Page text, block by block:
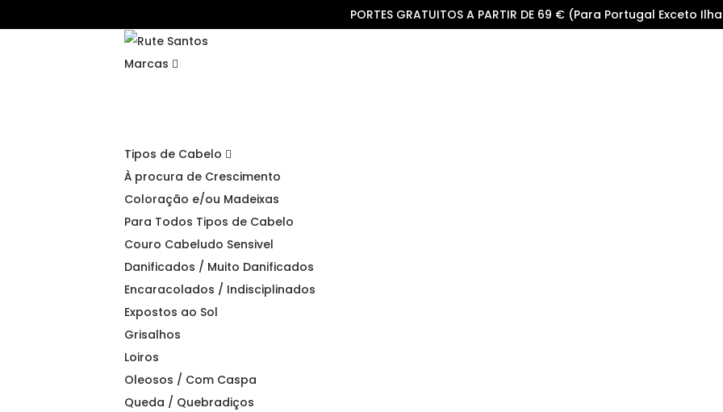
PORTES GRATUITOS A PARTIR DE 69 € (Para Portugal Exceto
Marcas
Tipos de Cabelo
À procura de Crescimento
Coloração e/ou Madeixas
Para Todos Tipos de Cabelo
Couro Cabeludo Sensivel
Danificados / Muito Danificados
Encaracolados / Indisciplinados
Expostos ao Sol
Grisalhos
Loiros
Oleosos / Com Caspa
Queda / Quebradiços